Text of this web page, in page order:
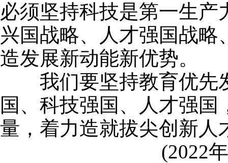
必须坚持科技是第一生
兴国战略、人才强国战
造发展新动能新优势。
我们要坚持教育优先发
国、科技强国、人才强
量，着力造就拔尖创新人
(2022年